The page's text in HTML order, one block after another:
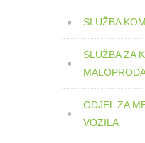
SLUŽBA
SLUŽBA ZA
ODJEL ZA
VOZILA